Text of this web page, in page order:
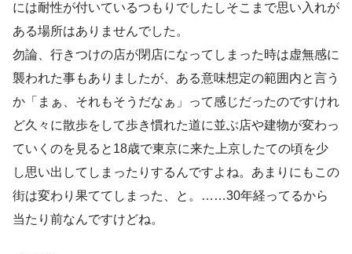
には耐性が付いているつもりでしたしそこまで思い入れが
ある場所はありませんでした。
勿論、行きつけの店が閉店になってしまった時は虚無感に
襲われた事もありましたが、ある意味想定の範囲内と言う
か「まぁ、それもそうだなぁ」って感じだったのですけれ
ど久々に散歩をして歩き慣れた道に並ぶ店や建物が変わっ
ていくのを見ると18歳で東京に来た上京したての頃を少
し思い出してしまったりするんですよね。あまりにもこの
街は変わり果ててしまった、と。……30年経ってるから
当たり前なんですけどね。